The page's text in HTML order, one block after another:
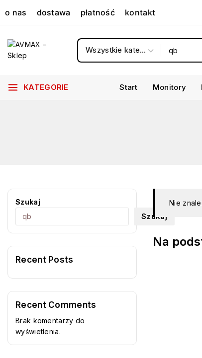
o nas dostawa płatność kontakt
KATEGORIE Start Monitory
Nie
Na
Szukaj
Szukaj
Recent Posts
Recent Comments
Brak komentarzy do
wyświetlenia.